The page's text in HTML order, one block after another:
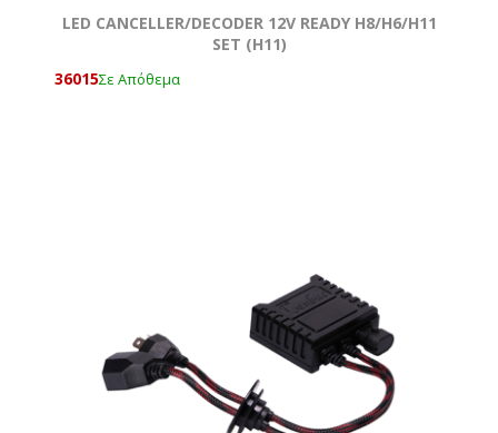
LED CANCELLER/DECODER 12V READY H8/H6/H11
SET (Η11)
36015Σε Απόθεμα